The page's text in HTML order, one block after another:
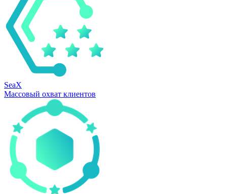
SeaX
Массовый охват клиентов